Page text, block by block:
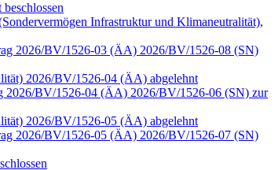
Infrastruktur und Klimaneutralität),
2026/BV/1526-03 (ÄA) 2026/BV/1526-08 (SN)
2026/BV/1526-04 (ÄA) abgelehnt
2026/BV/1526-04 (ÄA) 2026/BV/1526-06 (SN) zur
2026/BV/1526-05 (ÄA) abgelehnt
2026/BV/1526-05 (ÄA) 2026/BV/1526-07 (SN)